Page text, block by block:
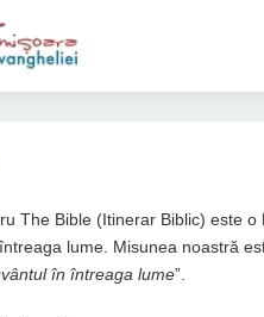
The Bible (Itinerar Biblic) este
lume. Misunea noastră
în întreaga lume”.